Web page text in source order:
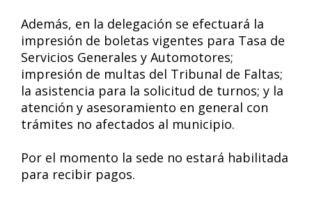
Además, en la delegación se efectuará la
impresión de boletas vigentes para Tasa de
Servicios Generales y Automotores;
impresión de multas del Tribunal de Faltas;
la asistencia para la solicitud de turnos; y la
atención y asesoramiento en general con
trámites no afectados al municipio.
Por el momento la sede no estará habilitada
para recibir pagos.